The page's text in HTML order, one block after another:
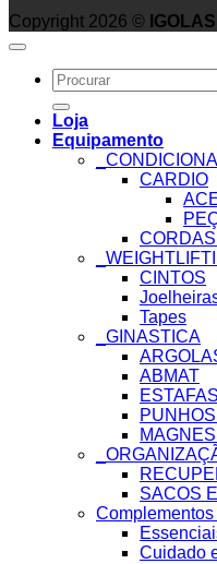
Copyright 2026 ©
Search
for:
Loja
Equipamento
CARDIO
CINTOS
Tapes
_GINASTICA
ABMAT
ESTAFAS
SACOS
Complementos
Cuidado